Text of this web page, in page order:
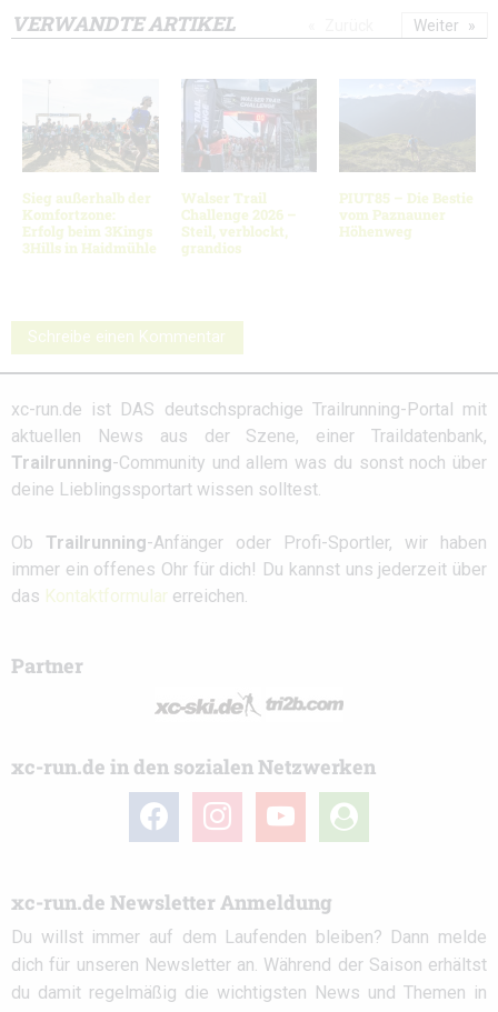
VERWANDTE ARTIKEL
Sieg außerhalb der
Komfortzone:
Erfolg beim 3Kings
3Hills in Haidmühle
Walser Trail
Challenge 2026 –
Steil, verblockt,
grandios
PIUT85 – Die Bestie
vom Paznauner
Höhenweg
Weiter
Schreibe einen Kommentar
xc-run.de ist DAS deutschsprachige Trailrunning-Portal mit
aktuellen News aus der Szene, einer Traildatenbank,
Trailrunning-Community und allem was du sonst noch über
deine Lieblingssportart wissen solltest.
Ob Trailrunning-Anfänger oder Profi-Sportler, wir haben
immer ein offenes Ohr für dich! Du kannst uns jederzeit über
das Kontaktformular erreichen.
Partner
xc-run.de in den sozialen Netzwerken
facebook instagramyoutube
user-
circle
xc-run.de Newsletter Anmeldung
Du willst immer auf dem Laufenden bleiben? Dann melde
dich für unseren Newsletter an. Während der Saison erhältst
du damit regelmäßig die wichtigsten News und Themen in